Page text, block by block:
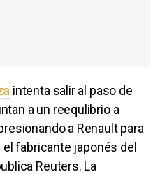
intenta salir al paso de
a un reequlibrio a
a Renault para
fabricante japonés del
Reuters. La